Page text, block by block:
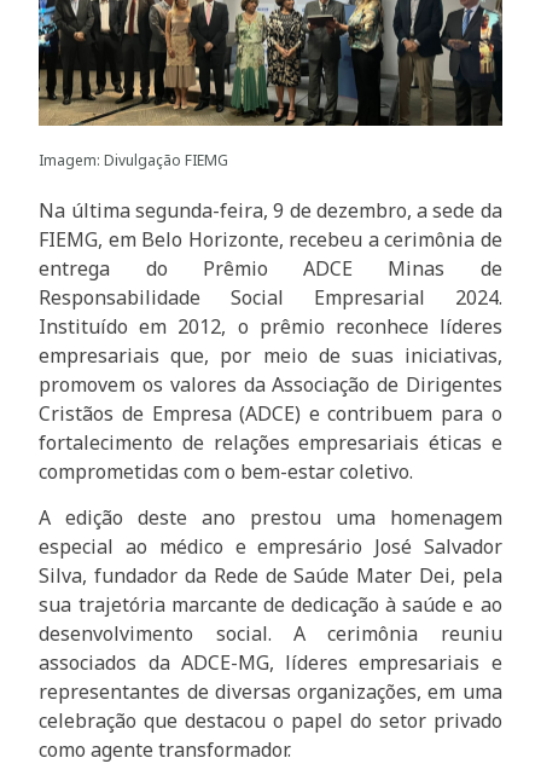
Imagem: Divulgação FIEMG
Na última segunda-feira, 9 de dezembro, a sede da
FIEMG, em Belo Horizonte, recebeu a cerimônia de
entrega do Prêmio ADCE Minas de
Responsabilidade Social Empresarial 2024.
Instituído em 2012, o prêmio reconhece líderes
empresariais que, por meio de suas iniciativas,
promovem os valores da Associação de Dirigentes
Cristãos de Empresa (ADCE) e contribuem para o
fortalecimento de relações empresariais éticas e
comprometidas com o bem-estar coletivo.
A edição deste ano prestou uma homenagem
especial ao médico e empresário José Salvador
Silva, fundador da Rede de Saúde Mater Dei, pela
sua trajetória marcante de dedicação à saúde e ao
desenvolvimento social. A cerimônia reuniu
associados da ADCE-MG, líderes empresariais e
representantes de diversas organizações, em uma
celebração que destacou o papel do setor privado
como agente transformador.